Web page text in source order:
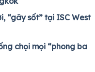
“gây sốt” tại ISC West
chọi mọi “phong ba